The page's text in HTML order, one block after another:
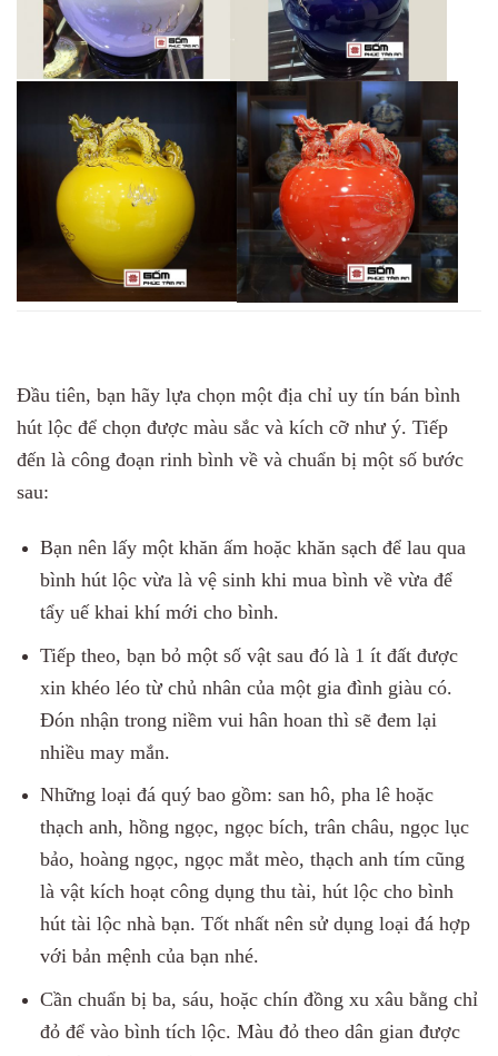
Đầu tiên, bạn hãy lựa chọn một địa chỉ uy tín bán bình
hút lộc để chọn được màu sắc và kích cỡ như ý. Tiếp
đến là công đoạn rinh bình về và chuẩn bị một số bước
sau:
Bạn nên lấy một khăn ấm hoặc khăn sạch để lau qua
bình hút lộc vừa là vệ sinh khi mua bình về vừa để
tẩy uế khai khí mới cho bình.
Tiếp theo, bạn bỏ một số vật sau đó là 1 ít đất được
xin khéo léo từ chủ nhân của một gia đình giàu có.
Đón nhận trong niềm vui hân hoan thì sẽ đem lại
nhiều may mắn.
Những loại đá quý bao gồm: san hô, pha lê hoặc
thạch anh, hồng ngọc, ngọc bích, trân châu, ngọc lục
bảo, hoàng ngọc, ngọc mắt mèo, thạch anh tím cũng
là vật kích hoạt công dụng thu tài, hút lộc cho bình
hút tài lộc nhà bạn. Tốt nhất nên sử dụng loại đá hợp
với bản mệnh của bạn nhé.
Cần chuẩn bị ba, sáu, hoặc chín đồng xu xâu bằng chỉ
đỏ để vào bình tích lộc. Màu đỏ theo dân gian được